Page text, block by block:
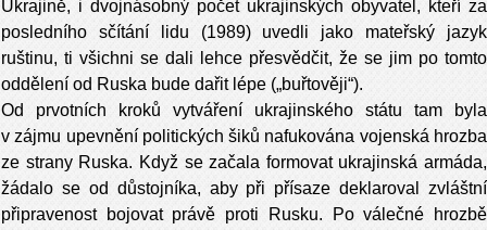
Ukrajině, i dvojnásobný počet ukrajinských obyvatel, kteří za
posledního sčítání lidu (1989) uvedli jako mateřský jazyk
ruštinu, ti všichni se dali lehce přesvědčit, že se jim po tomto
oddělení od Ruska bude dařit lépe („buřtověji“).
Od prvotních kroků vytváření ukrajinského státu tam byla
v zájmu upevnění politických šiků nafukována vojenská hrozba
ze strany Ruska. Když se začala formovat ukrajinská armáda,
žádalo se od důstojníka, aby při přísaze deklaroval zvláštní
připravenost bojovat právě proti Rusku. Po válečné hrozbě